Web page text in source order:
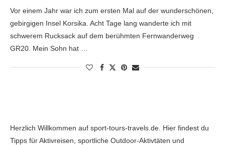
Vor einem Jahr war ich zum ersten Mal auf der wunderschönen,
gebirgigen Insel Korsika. Acht Tage lang wanderte ich mit
schwerem Rucksack auf dem berühmten Fernwanderweg
GR20. Mein Sohn hat …
Herzlich Willkommen auf sport-tours-travels.de. Hier findest du
Tipps für Aktivreisen, sportliche Outdoor-Aktivtäten und